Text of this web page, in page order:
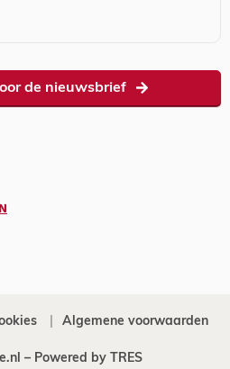
de nieuwsbrief
Algemene voorwaarden
– Powered by TRES